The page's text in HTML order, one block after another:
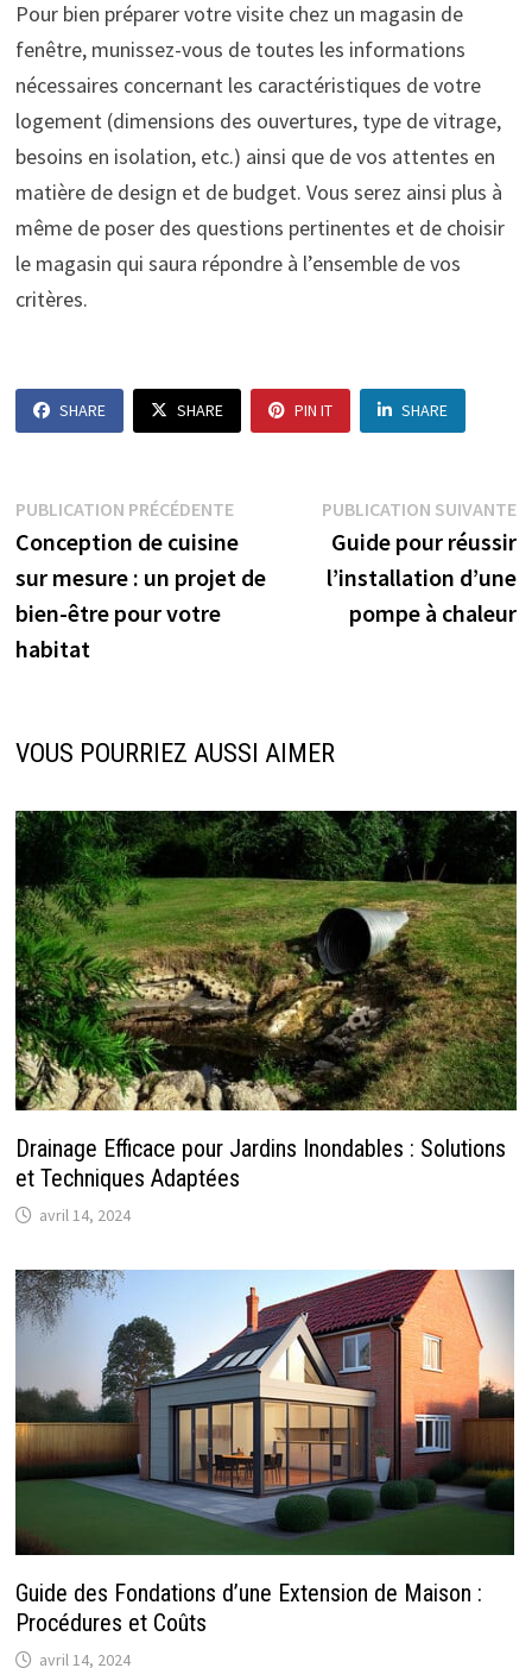
Pour bien préparer votre visite chez un magasin de
fenêtre, munissez-vous de toutes les informations
nécessaires concernant les caractéristiques de votre
logement (dimensions des ouvertures, type de vitrage,
besoins en isolation, etc.) ainsi que de vos attentes en
matière de design et de budget. Vous serez ainsi plus à
même de poser des questions pertinentes et de choisir
le magasin qui saura répondre à l’ensemble de vos
critères.
SHARE SHARE PIN IT SHARE
Navigation
de
l’article
PUBLICATION PRÉCÉDENTEPublication
précédente :
Conception de cuisine
sur mesure : un projet de
bien-être pour votre
habitat
PUBLICATION SUIVANTE
Guide pour réussir
l’installation d’une
pompe à chaleur
VOUS POURRIEZ AUSSI AIMER
Drainage Efficace pour Jardins Inondables : Solutions
et Techniques Adaptées
avril 14, 2024
Guide des Fondations d’une Extension de Maison :
Procédures et Coûts
avril 14, 2024